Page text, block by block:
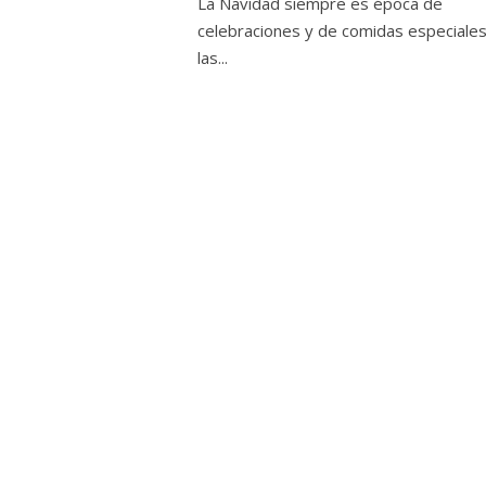
celebraciones y de comidas
las...